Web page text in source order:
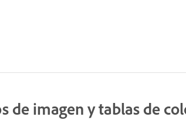
de imagen y tablas de